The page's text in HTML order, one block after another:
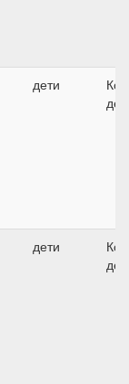
дети
дети